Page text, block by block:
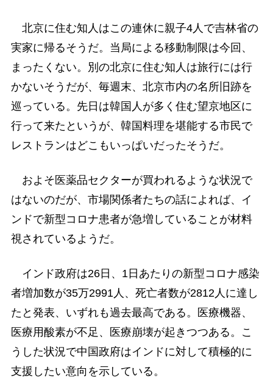
北京に住む知人はこの連休に親子4人で吉林省の
実家に帰るそうだ。当局による移動制限は今回、
まったくない。別の北京に住む知人は旅行には行
かないそうだが、毎週末、北京市内の名所旧跡を
巡っている。先日は韓国人が多く住む望京地区に
行って来たというが、韓国料理を堪能する市民で
レストランはどこもいっぱいだったそうだ。
およそ医薬品セクターが買われるような状況で
はないのだが、市場関係者たちの話によれば、イ
ンドで新型コロナ患者が急増していることが材料
視されているようだ。
インド政府は26日、1日あたりの新型コロナ感染
者増加数が35万2991人、死亡者数が2812人に達し
たと発表、いずれも過去最高である。医療機器、
医療用酸素が不足、医療崩壊が起きつつある。こ
うした状況で中国政府はインドに対して積極的に
支援したい意向を示している。